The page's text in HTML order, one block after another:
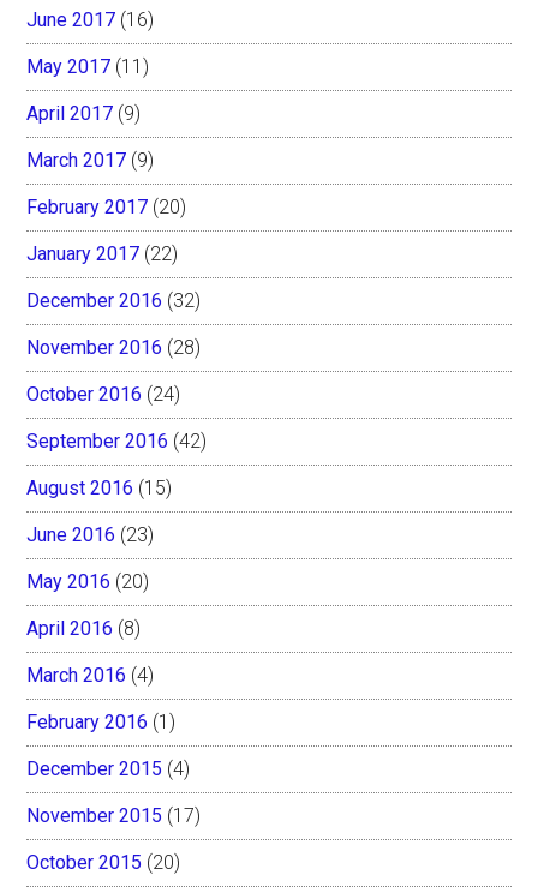
June 2017 (16)
May 2017 (11)
April 2017 (9)
March 2017 (9)
February 2017 (20)
January 2017 (22)
December 2016 (32)
November 2016 (28)
October 2016 (24)
September 2016 (42)
August 2016 (15)
June 2016 (23)
May 2016 (20)
April 2016 (8)
March 2016 (4)
February 2016 (1)
December 2015 (4)
November 2015 (17)
October 2015 (20)